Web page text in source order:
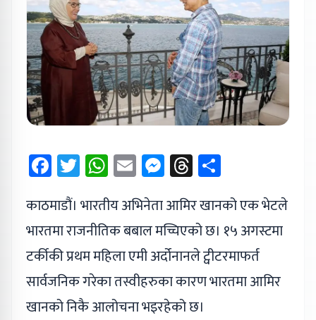
Facebook
Twitter
WhatsApp
EmailMessenger
Threads
काठमाडौं। भारतीय अभिनेता आमिर खानको एक भेटले
भारतमा राजनीतिक बबाल मच्चिएको छ। १५ अगस्टमा
टर्कीकी प्रथम महिला एमी अर्दोनानले ट्वीटरमाफर्त
सार्वजनिक गरेका तस्वीहरुका कारण भारतमा आमिर
खानको निकै आलोचना भइरहेको छ।